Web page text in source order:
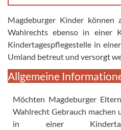
Magdeburger Kinder können
Wahlrechts ebenso in einer
Kindertagespflegestelle in
Umland betreut und versorgt
Allgemeine
Möchten Magdeburger
Wahlrecht Gebrauch
in einer